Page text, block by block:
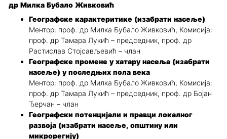
др Милка Бубало Живковић
Географске карактеритике (изабрати насеље)
Ментор: проф. др Милка Бубало Живковић, Комисија:
проф. др Тамара Лукић – председник, проф. др
Растислав Стојсављевић – члан
Географске промене у хатару насеља (изабрати
насеље) у последњих пола века
Ментор: проф. др Милка Бубало Живковић, Комисија:
проф. др Тамара Лукић – председник, проф. др Бојан
Ђерчан – члан
Географски потенцијали и правци локалног
развоја (изабрати насеље, општину или
микрорегију)